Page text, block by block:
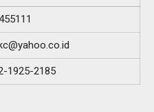
1925-2185